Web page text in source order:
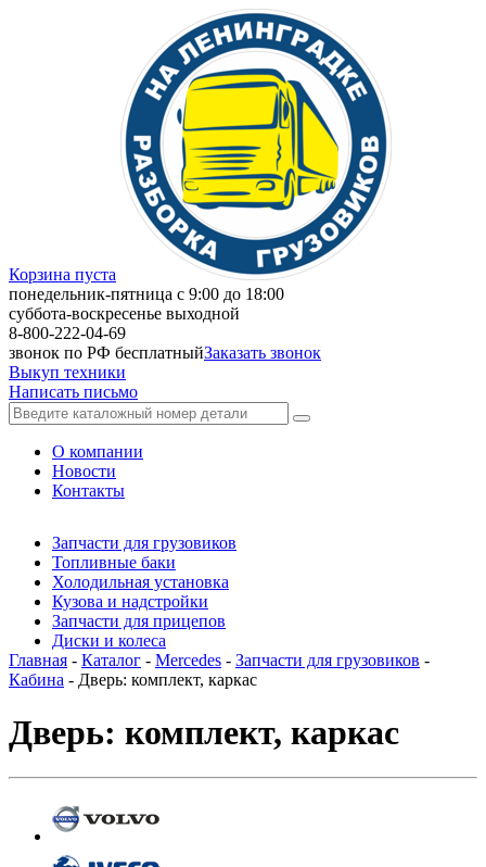
Корзина пуста
понедельник-пятница с 9:00 до 18:00
суббота-воскресенье выходной
8-800-222-04-69
звонок по РФ бесплатныйЗаказать звонок
Выкуп техники
Написать письмо
О компании
Новости
Контакты
Запчасти для грузовиков
Топливные баки
Холодильная установка
Кузова и надстройки
Запчасти для прицепов
Диски и колеса
Главная - Каталог - Mercedes - Запчасти для грузовиков -
Кабина - Дверь: комплект, каркас
Дверь: комплект, каркас